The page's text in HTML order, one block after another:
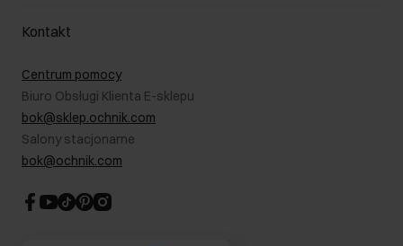
Jak dokonać zwrotu?
Zwróć produkty
W podróży
Karta podarunkowa
Bezpieczne zakupy
Blog
O nas
Salony
B2B - Sprzedaż dla firm
RODO- Polityka prywatności
Informacje prawne
Dla akcjonariuszy
CSR
Kontakt
Centrum pomocy
Biuro Obsługi Klienta E-sklepu
bok@sklep.ochnik.com
Salony stacjonarne
bok@ochnik.com